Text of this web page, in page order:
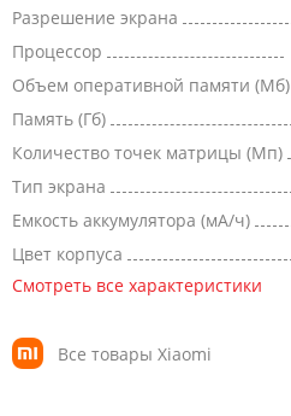
Разрешение экрана
Процессор
Объем оперативной памяти (Мб)
Память (Гб)
Количество точек матрицы (Мп)
Тип экрана
Емкость аккумулятора (мА/ч)
Цвет корпуса
Смотреть все характеристики
Все товары Xiaomi